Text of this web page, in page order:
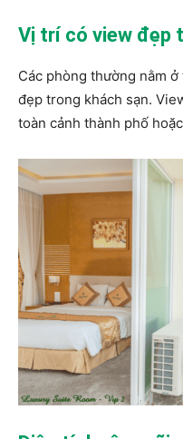
Vị trí có view đẹp
Các phòng thường nằm
đẹp trong khách sạn.
toàn cảnh thành phố